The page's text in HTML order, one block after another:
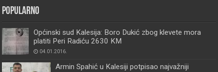
Popularno
Općinski sud Kalesija: Boro Dukić zbog klevete mora
platiti Peri Radiću 2630 KM
04.01.2016.
Armin Spahić u Kalesiji potpisao najvažniji